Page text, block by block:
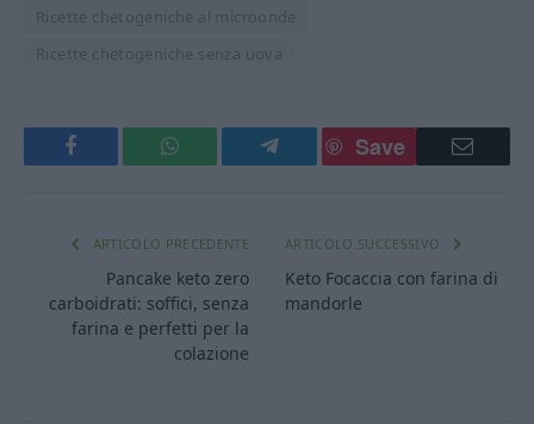
Ricette chetogeniche al microonde
Ricette chetogeniche senza uova
Facebook WhatsApp Telegram
Save
Email
ARTICOLO PRECEDENTE
Pancake keto zero
carboidrati: soffici, senza
farina e perfetti per la
colazione
ARTICOLO SUCCESSIVO
Keto Focaccia con farina di
mandorle